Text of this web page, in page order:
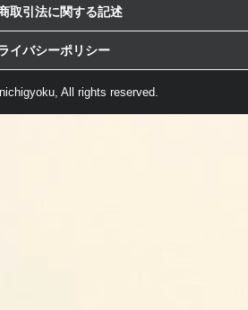
取引法に関する記述
イバシーポリシー
All rights reserved.